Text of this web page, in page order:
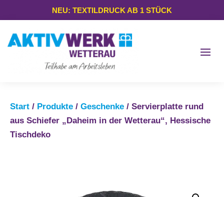
NEU: TEXTILDRUCK AB 1 STÜCK
Start / Produkte / Geschenke / Servierplatte rund
aus Schiefer „Daheim in der Wetterau“, Hessische
Tischdeko